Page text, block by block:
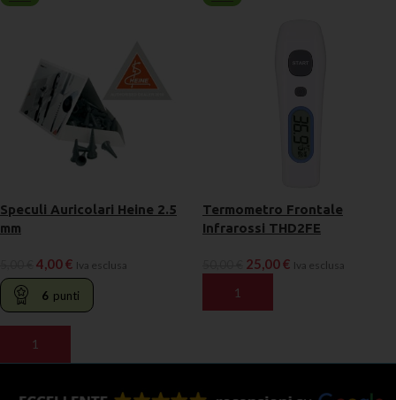
Speculi Auricolari Heine 2.5
mm
4,00€ Iva esclusa
6 punti
AGGIUNGI AL CARRELLO
Termometro Frontale
Infrarossi THD2FE
25,00€ Iva esclusa
AGGIUNGI AL CARRELLO